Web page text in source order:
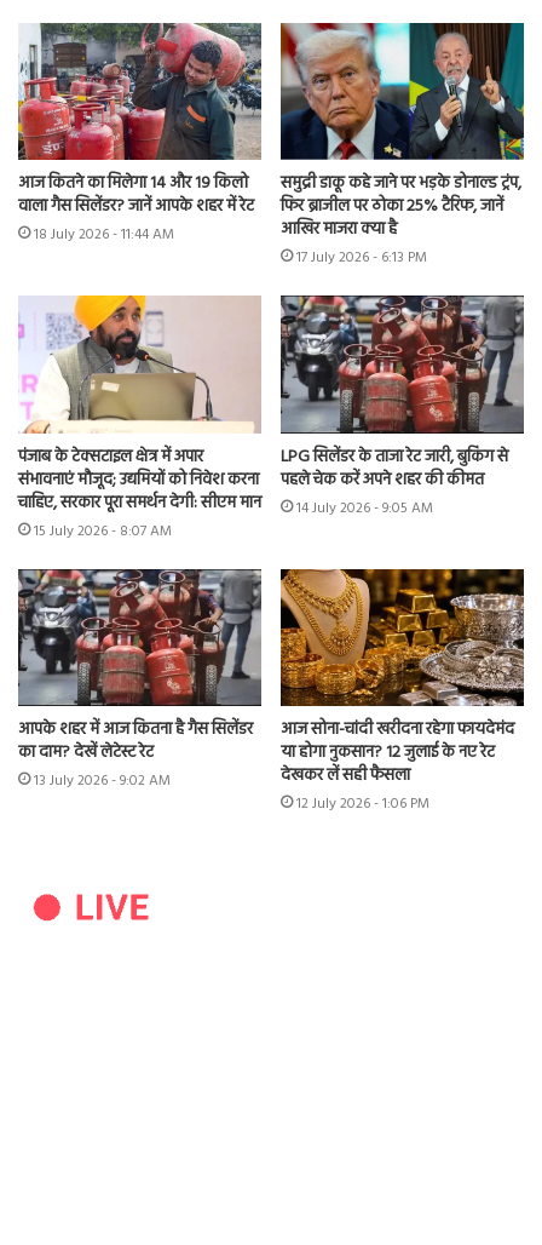
आज कितने का मिलेगा 14 और 19 किलो
वाला गैस सिलेंडर? जानें आपके शहर में रेट
18 July 2026 - 11:44 AM
समुद्री डाकू कहे जाने पर भड़के डोनाल्ड ट्रंप,
फिर ब्राजील पर ठोका 25% टैरिफ, जानें
आखिर माजरा क्या है
17 July 2026 - 6:13 PM
पंजाब के टेक्सटाइल क्षेत्र में अपार
संभावनाएं मौजूद; उद्यमियों को निवेश करना
चाहिए, सरकार पूरा समर्थन देगी: सीएम मान
15 July 2026 - 8:07 AM
LPG सिलेंडर के ताजा रेट जारी, बुकिंग से
पहले चेक करें अपने शहर की कीमत
14 July 2026 - 9:05 AM
आपके शहर में आज कितना है गैस सिलेंडर
का दाम? देखें लेटेस्ट रेट
13 July 2026 - 9:02 AM
आज सोना-चांदी खरीदना रहेगा फायदेमंद
या होगा नुकसान? 12 जुलाई के नए रेट
देखकर लें सही फैसला
12 July 2026 - 1:06 PM